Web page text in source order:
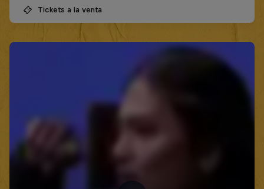
Tickets a la venta